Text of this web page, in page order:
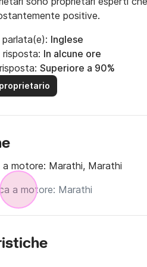
positive.
parlata(e): Inglese
risposta: In alcune ore
Superiore a 90%
a motore: Marathi, Marathi